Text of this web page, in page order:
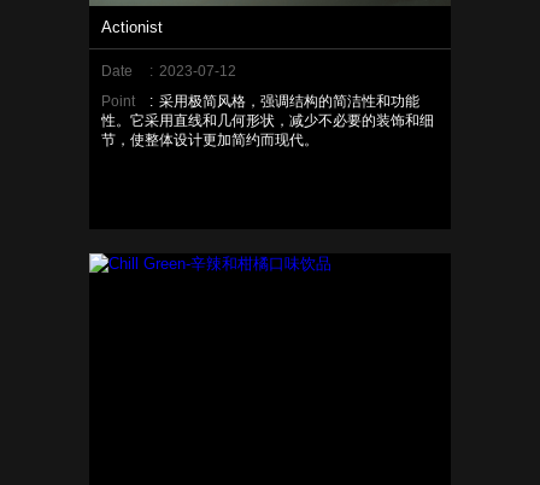
Actionist
Date : 2023-07-12
Point
: 采用极简风格，强调结构的简洁性和功能
性。它采用直线和几何形状，减少不必要的装饰和细
节，使整体设计更加简约而现代。